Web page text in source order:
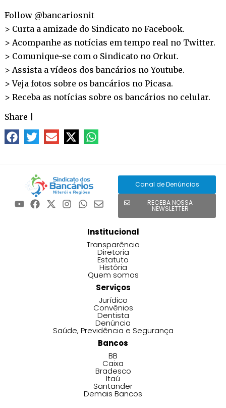
Follow @bancariosnit
> Curta a amizade do Sindicato no Facebook.
> Acompanhe as notícias em tempo real no Twitter.
> Comunique-se com o Sindicato no Orkut.
> Assista a vídeos dos bancários noYoutube.
> Veja fotos sobre os bancários no Picasa.
> Receba as notícias sobre os bancários no celular.
Share
Canal de Denúncias
RECEBA NOSSA
NEWSLETTER
Institucional
Transparência
Diretoria
Estatuto
História
Quem somos
Serviços
Jurídico
Convênios
Dentista
Denúncia
Saúde, Previdência e Segurança
Bancos
BB
Caixa
Bradesco
Itaú
Santander
Demais Bancos